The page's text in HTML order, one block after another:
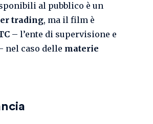
al pubblico è un
trading, ma il film è
– l’ente di supervisione e
caso delle materie